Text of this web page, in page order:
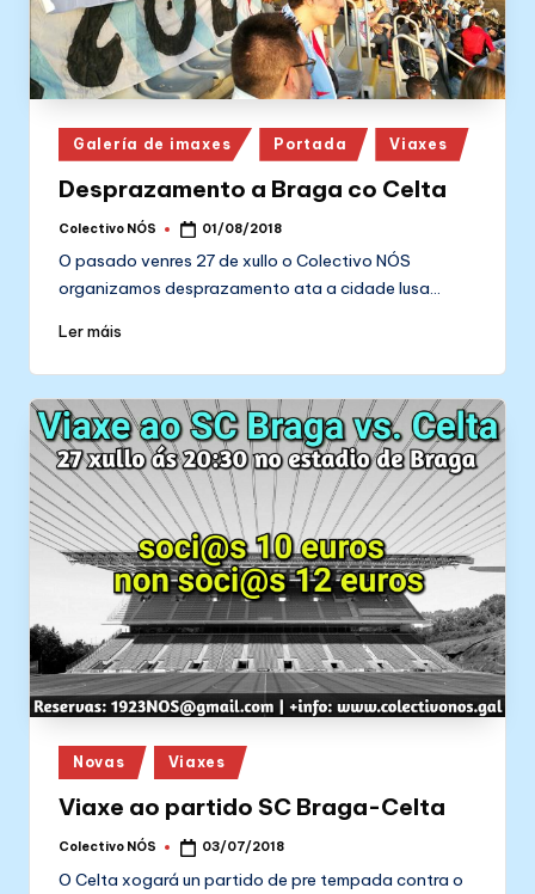
Posted
in
Galería de imaxes Portada Viaxes
Desprazamento a Braga co Celta
Posted
Colectivo NÓS 01/08/2018
O pasado venres 27 de xullo o Colectivo NÓS
organizamos desprazamento ata a cidade lusa…
Ler máis
Posted
in
Novas Viaxes
Viaxe ao partido SC Braga-Celta
Posted
Colectivo NÓS 03/07/2018
O Celta xogará un partido de pre tempada contra o